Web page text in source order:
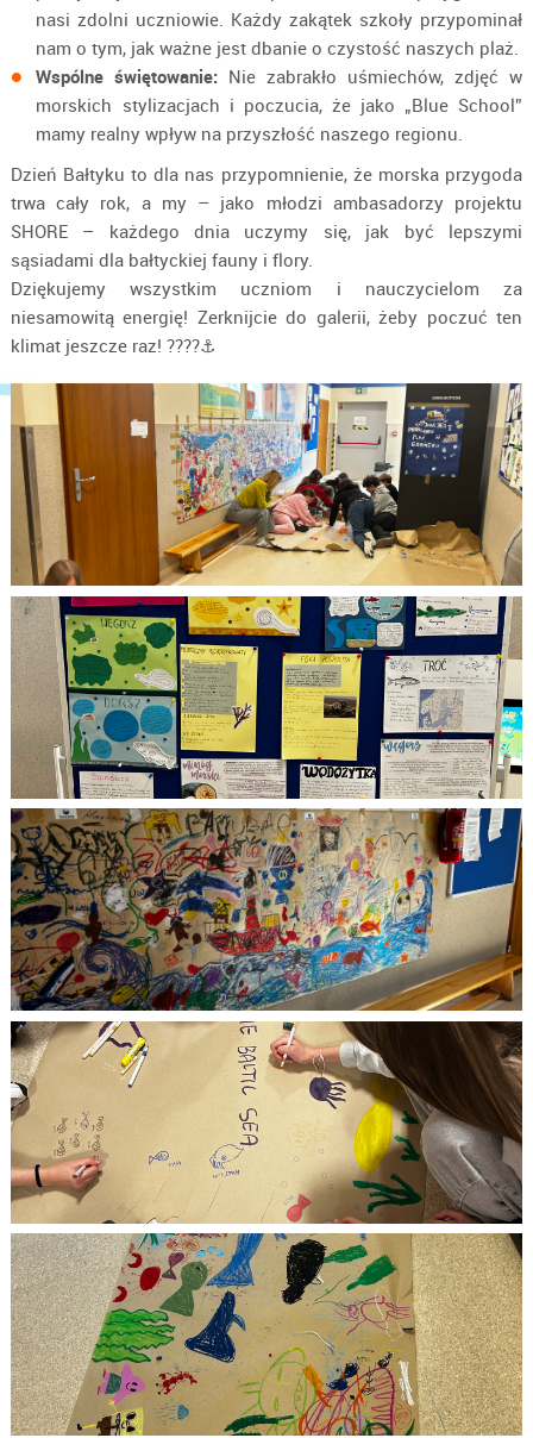
nasi zdolni uczniowie. Każdy zakątek szkoły przypominał
nam o tym, jak ważne jest dbanie o czystość naszych plaż.
Wspólne świętowanie: Nie zabrakło uśmiechów, zdjęć w
morskich stylizacjach i poczucia, że jako „Blue School”
mamy realny wpływ na przyszłość naszego regionu.
Dzień Bałtyku to dla nas przypomnienie, że morska przygoda
trwa cały rok, a my – jako młodzi ambasadorzy projektu
SHORE – każdego dnia uczymy się, jak być lepszymi
sąsiadami dla bałtyckiej fauny i flory.
Dziękujemy wszystkim uczniom i nauczycielom za
niesamowitą energię! Zerknijcie do galerii, żeby poczuć ten
klimat jeszcze raz! ????⚓